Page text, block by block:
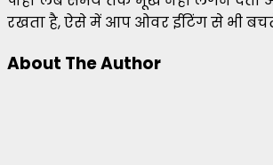
रखता है, ऐसे में आप ओवर ईटिंग से भी
About The Author